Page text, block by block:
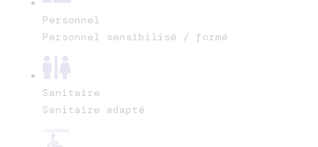
Personnel
Personnel sensibilisé / formé
Sanitaire
Sanitaire adapté